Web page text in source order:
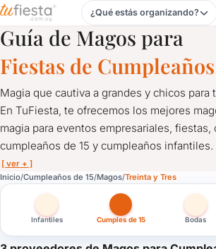
Magos para Cumpleaños de 15 en
¿Qué estás organizando?
Guía de Magos para
Fiestas de Cumpleaños
Magia que cautiva a grandes y chicos para
En TuFiesta, te ofrecemos los mejores
magia para eventos empresariales, fiestas,
cumpleaños de 15 y cumpleaños infantiles.
[ ver + ]
Inicio Cumpleaños de 15 Magos Treinta y Tres
Infantiles Cumples de 15 Bodas
Magos para Cumpleaños de 15 en Treinta
Magia que cautiva a grandes y chicos
Talentosos magos te sorprenderán con